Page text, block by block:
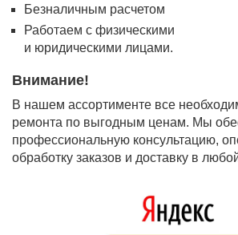
Безналичным расчетом
Работаем с физическими
и юридическими лицами.
Внимание!
В нашем ассортименте все
ремонта по выгодным ценам. Мы
профессиональную консультацию,
обработку заказов и доставку в